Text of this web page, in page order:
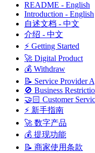
README - English
Introduction - English
自述文档 - 中文
介绍 - 中文
⚡ Getting Started
🚀 Digital Product
💰 Withdraw
📝 Service Provider
🚫 Business
🤝🏻 Customer
⚡ 新手指南
🚀 数字产品
💰 提现功能
📝 商家使用条款